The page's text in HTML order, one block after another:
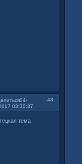
48
04-
03:30:37
тема